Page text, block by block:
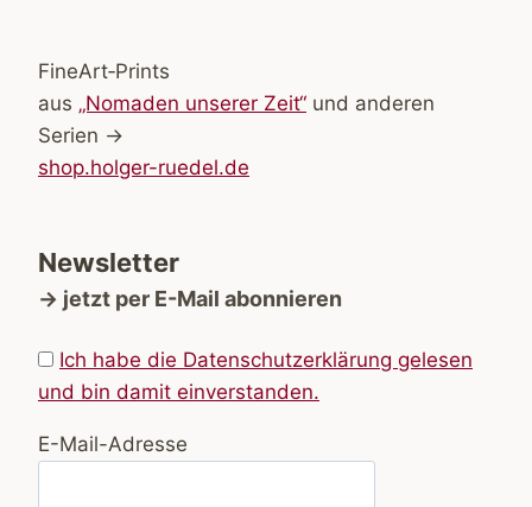
FineArt‑Prints
aus „Nomaden unserer Zeit“ und anderen
Serien →
shop.holger-ruedel.de
Newsletter
→ jetzt per E-Mail abonnieren
Ich habe die Datenschutzerklärung gelesen
und bin damit einverstanden.
E-Mail-Adresse